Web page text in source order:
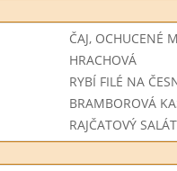
ČAJ, OCHUCENÉ
HRACHOVÁ
RYBÍ FILÉ NA
BRAMBOROVÁ
RAJČATOVÝ SALÁT